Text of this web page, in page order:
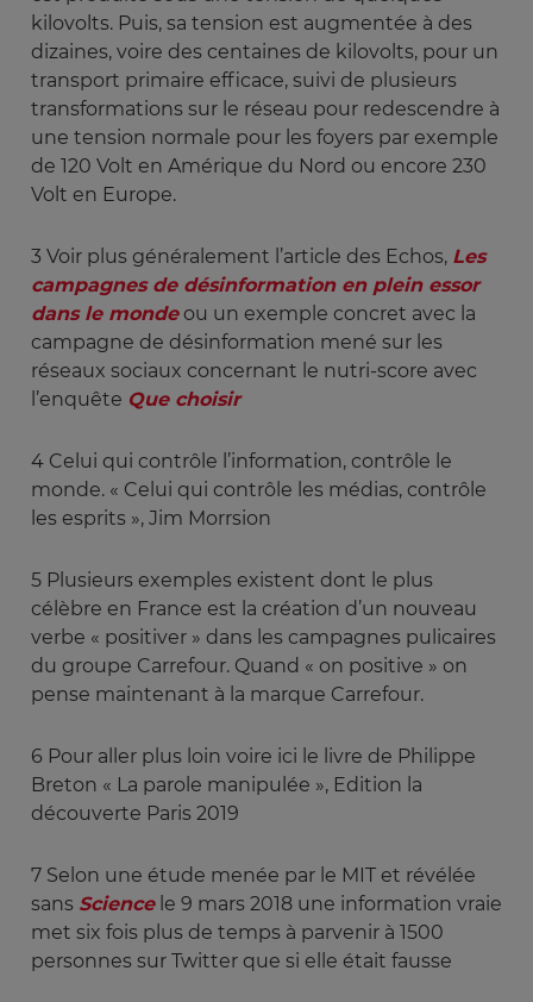
kilovolts. Puis, sa tension est augmentée à des
dizaines, voire des centaines de kilovolts, pour un
transport primaire efficace, suivi de plusieurs
transformations sur le réseau pour redescendre à
une tension normale pour les foyers par exemple
de 120 Volt en Amérique du Nord ou encore 230
Volt en Europe.
3 Voir plus généralement l’article des Echos, Les
campagnes de désinformation en plein essor
dans le mondeou un exemple concret avec la
campagne de désinformation mené sur les
réseaux sociaux concernant le nutri-score avec
l’enquête Que choisir
4 Celui qui contrôle l’information, contrôle le
monde. « Celui qui contrôle les médias, contrôle
les esprits », Jim Morrsion
5 Plusieurs exemples existent dont le plus
célèbre en France est la création d’un nouveau
verbe « positiver » dans les campagnes pulicaires
du groupe Carrefour. Quand « on positive » on
pense maintenant à la marque Carrefour.
6 Pour aller plus loin voire ici le livre de Philippe
Breton « La parole manipulée », Edition la
découverte Paris 2019
7 Selon une étude menée par le MIT et révélée
sans Sciencele 9 mars 2018 une information vraie
met six fois plus de temps à parvenir à 1500
personnes sur Twitter que si elle était fausse